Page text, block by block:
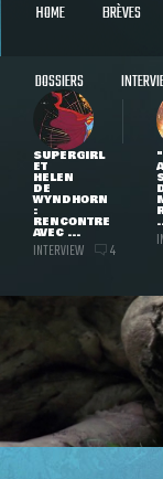
HOME BRÈVES
DOSSIERS
SUPERGIRL
ET
HELEN
DE
WYNDHORN
:
RENCONTRE
AVEC ...
INTERVIEW 4